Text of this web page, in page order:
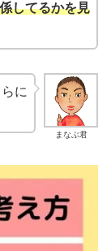
してるかを見
まなぶ君
に